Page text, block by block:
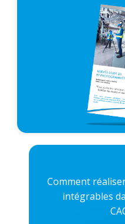
Comment
intégrables